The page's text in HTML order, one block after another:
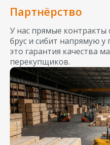
Партнёрство
У нас прямые
брус и сибит напрямую у
это гарантия качества
перекупщиков.